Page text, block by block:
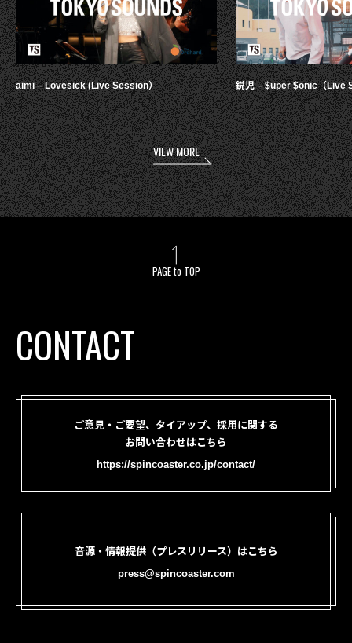
aimi – Lovesick (Live Session） 鋭児 – $uper $onic（Live
VIEW MORE
PAGE to TOP
CONTACT
ご意見・ご要望、タイアップ、採用に関する
お問い合わせはこちら
https://spincoaster.co.jp/contact/
音源・情報提供（プレスリリース）はこちら
press@spincoaster.com